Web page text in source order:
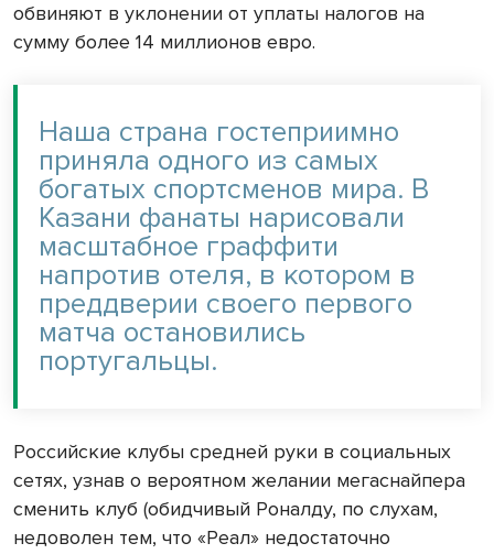
обвиняют в уклонении от уплаты налогов на
сумму более 14 миллионов евро.
Наша страна гостеприимно
приняла одного из самых
богатых спортсменов мира. В
Казани фанаты нарисовали
масштабное граффити
напротив отеля, в котором в
преддверии своего первого
матча остановились
португальцы.
Российские клубы средней руки в социальных
сетях, узнав о вероятном желании мегаснайпера
сменить клуб (обидчивый Роналду, по слухам,
недоволен тем, что «Реал» недостаточно